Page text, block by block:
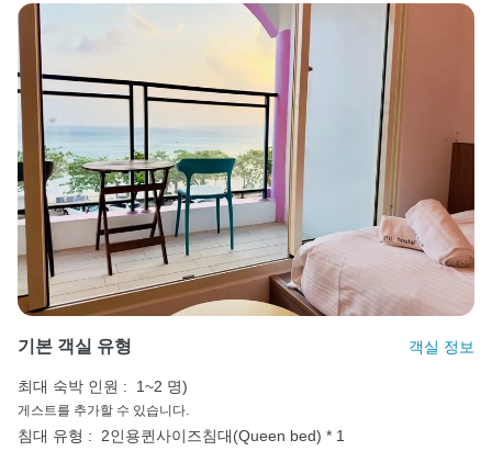
기본 객실 유형 객실 정보
최대 숙박 인원 : 1~2 명)
게스트를 추가할 수 있습니다.
침대 유형 :
2인용퀸사이즈침대(Queen bed) * 1